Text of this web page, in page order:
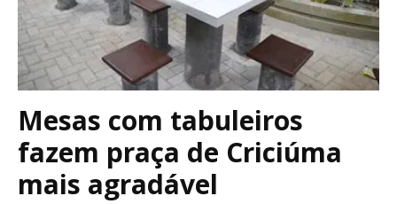
Mesas com tabuleiros
fazem praça de Criciúma
mais agradável